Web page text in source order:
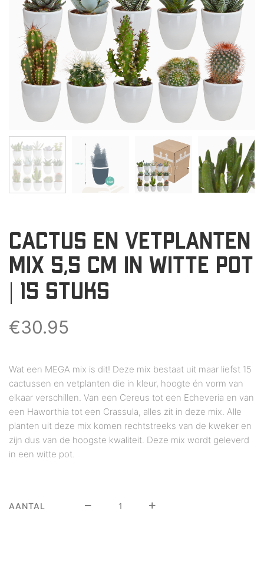
CACTUS EN VETPLANTEN
MIX 5,5 CM IN WITTE POT
| 15 STUKS
€30.95
Wat een MEGA mix is dit! Deze mix bestaat uit maar liefst 15
cactussen en vetplanten die in kleur, hoogte én vorm van
elkaar verschillen. Van een Cereus tot een Echeveria en van
een Haworthia tot een Crassula, alles zit in deze mix. Alle
planten uit deze mix komen rechtstreeks van de kweker en
zijn dus van de hoogste kwaliteit. Deze mix wordt geleverd
in een witte pot.
AANTAL